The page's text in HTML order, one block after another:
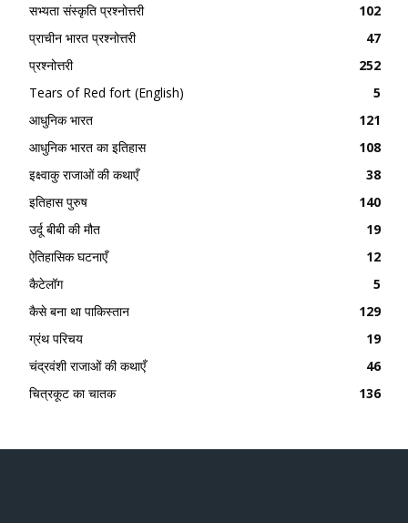
सभ्यता संस्कृति प्रश्नोत्तरी
102
प्राचीन भारत प्रश्नोत्तरी
47
प्रश्नोत्तरी
252
Tears of Red fort (English)
5
आधुनिक भारत
121
आधुनिक भारत का इतिहास
108
इक्ष्वाकु राजाओं की कथाएँ
38
इतिहास पुरुष
140
उर्दू बीबी की मौत
19
ऐतिहासिक घटनाएँ
12
कैटेलॉग
5
कैसे बना था पाकिस्तान
129
ग्रंथ परिचय
19
चंद्रवंशी राजाओं की कथाएँ
46
चित्रकूट का चातक
136